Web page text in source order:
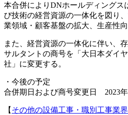
本合併によりDNホールディングス
び技術の経営資源の一体化を図り
業領域・顧客基盤の拡大、生産性向
また、経営資源の一体化に伴い、
サルタントの商号を「大日本ダイ
社」に変更する。
・今後の予定
合併期日および商号変更日 2023年
【 その他の設備工事・職別工事業